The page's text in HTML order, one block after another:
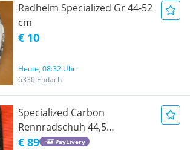
Radhelm Specialized Gr 44-52
cm
€ 10
Heute, 08:32 Uhr
6330 Endach
Specialized Carbon
Rennradschuh 44,5
Neuwertig
€ 89 PayLivery